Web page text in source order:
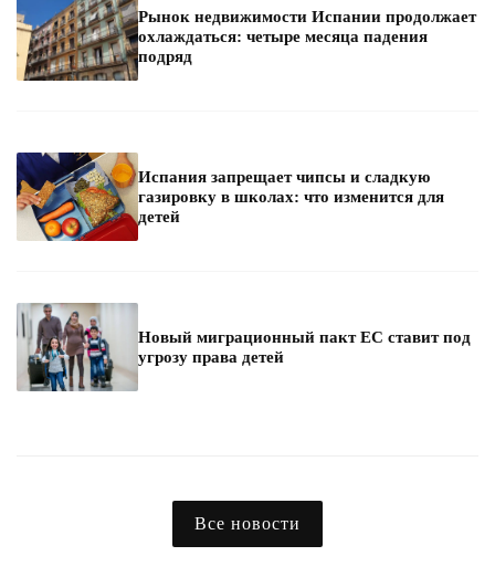
Рынок недвижимости Испании продолжает
охлаждаться: четыре месяца падения
подряд
Испания запрещает чипсы и сладкую
газировку в школах: что изменится для
детей
Новый миграционный пакт ЕС ставит под
угрозу права детей
Все новости